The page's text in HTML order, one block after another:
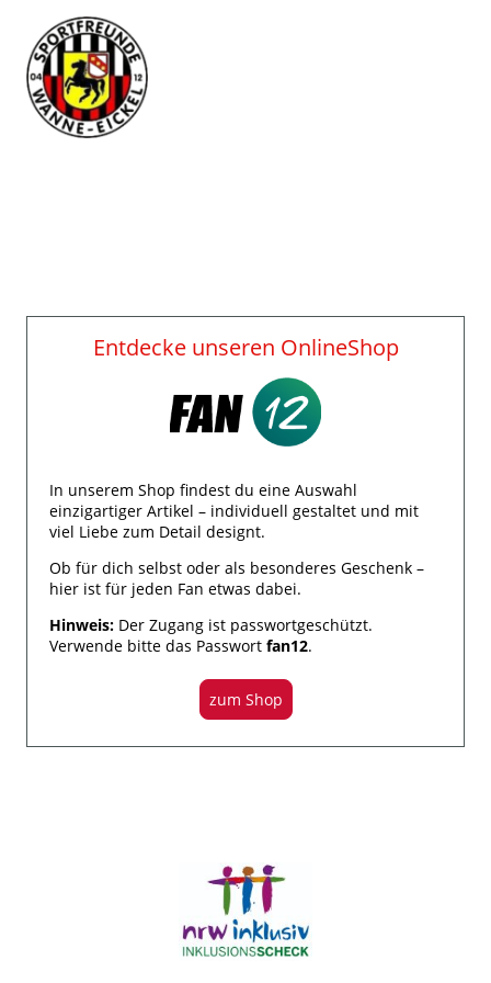
Entdecke unseren OnlineShop
In unserem Shop findest du eine Auswahl
einzigartiger Artikel – individuell gestaltet und mit
viel Liebe zum Detail designt.
Ob für dich selbst oder als besonderes Geschenk –
hier ist für jeden Fan etwas dabei.
Hinweis: Der Zugang ist passwortgeschützt.
Verwende bitte das Passwort fan12.
zum Shop